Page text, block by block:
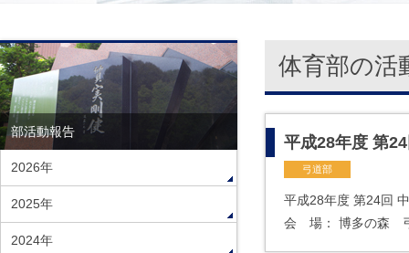
体育部の活
平成28年度 第
弓道部
平成28年度 第24回
会 場： 博多の森
部活動報告
2026年
2025年
2024年